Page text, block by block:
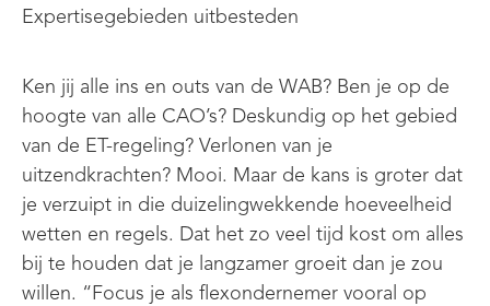
Expertisegebieden uitbesteden
Ken jij alle ins en outs van de WAB? Ben je op de
hoogte van alle CAO’s? Deskundig op het gebied
van de ET-regeling? Verlonen van je
uitzendkrachten? Mooi. Maar de kans is groter dat
je verzuipt in die duizelingwekkende hoeveelheid
wetten en regels. Dat het zo veel tijd kost om alles
bij te houden dat je langzamer groeit dan je zou
willen. “Focus je als flexondernemer vooral op